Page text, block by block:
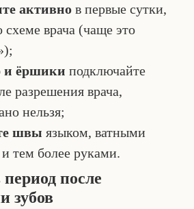
активно в первые сутки,
врача (чаще это
и ёршики подключайте
разрешения врача,
нельзя;
швы языком, ватными
тем более руками.
после
зубов